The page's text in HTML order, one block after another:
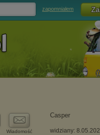
zapomniałem
Wiadomość
Casper
widziany: